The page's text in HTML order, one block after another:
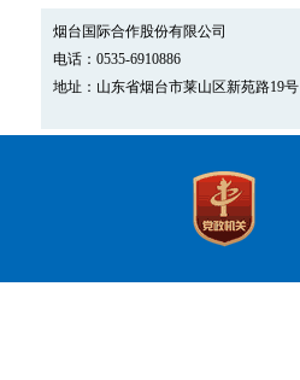
烟台国际合作股份有限公司
电话：0535-6910886
地址：山东省烟台市莱山区新苑路19号